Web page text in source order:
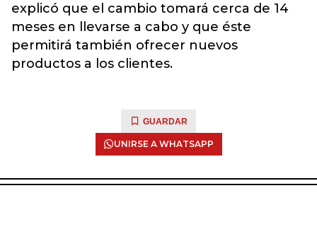
explicó que el cambio tomará cerca de 14
meses en llevarse a cabo y que éste
permitirá también ofrecer nuevos
productos a los clientes.
GUARDAR
UNIRSE A WHATSAPP